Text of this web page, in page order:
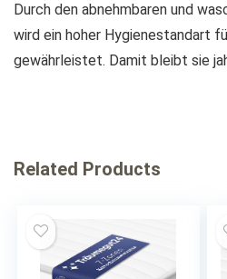
Durch den abnehmbaren und
wird ein hoher Hygienestandart
gewährleistet. Damit bleibt sie
Related Products